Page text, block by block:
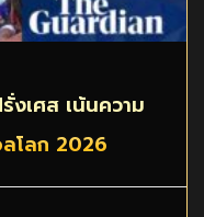
งเศส เน้นความ
โลก 2026